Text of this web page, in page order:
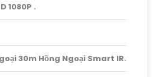
1080P .
30m Hồng Ngoại Smart IR.